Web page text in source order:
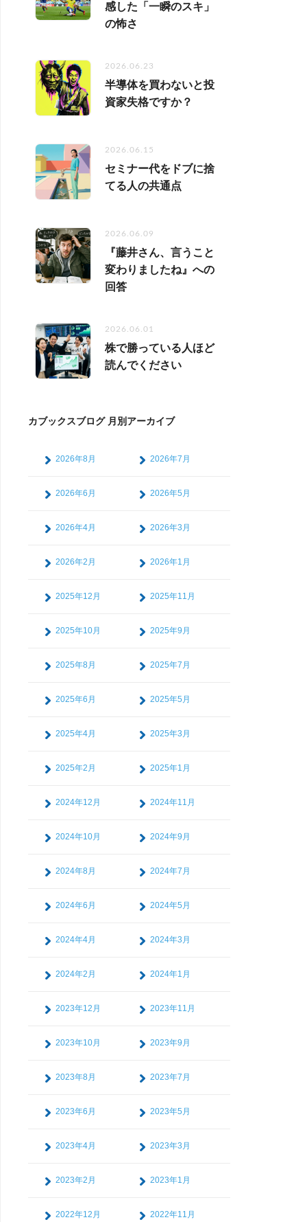
感した「一瞬のスキ」
の怖さ
2026.06.23
半導体を買わないと投
資家失格ですか？
2026.06.15
セミナー代をドブに捨
てる人の共通点
2026.06.09
『藤井さん、言うこと
変わりましたね』への
回答
2026.06.01
株で勝っている人ほど
読んでください
カブックスブログ 月別アーカイブ
2026年8月 2026年7月
2026年6月 2026年5月
2026年4月 2026年3月
2026年2月 2026年1月
2025年12月 2025年11月
2025年10月 2025年9月
2025年8月 2025年7月
2025年6月 2025年5月
2025年4月 2025年3月
2025年2月 2025年1月
2024年12月 2024年11月
2024年10月 2024年9月
2024年8月 2024年7月
2024年6月 2024年5月
2024年4月 2024年3月
2024年2月 2024年1月
2023年12月 2023年11月
2023年10月 2023年9月
2023年8月 2023年7月
2023年6月 2023年5月
2023年4月 2023年3月
2023年2月 2023年1月
2022年12月 2022年11月